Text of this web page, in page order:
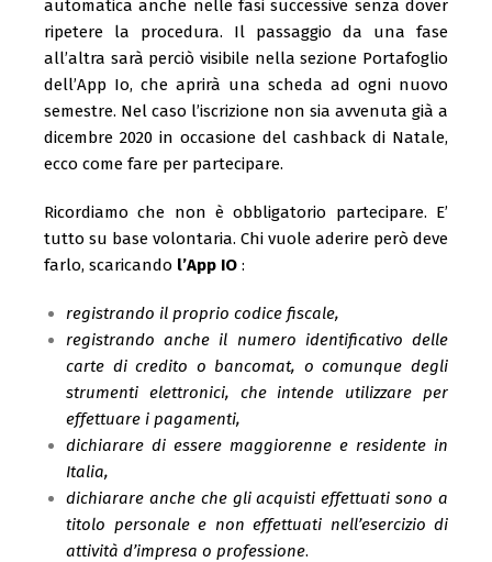
automatica anche nelle fasi successive senza dover
ripetere la procedura. Il passaggio da una fase
all’altra sarà perciò visibile nella sezione Portafoglio
dell’App Io, che aprirà una scheda ad ogni nuovo
semestre. Nel caso l’iscrizione non sia avvenuta già a
dicembre 2020 in occasione del cashback di Natale,
ecco come fare per partecipare.
Ricordiamo che non è obbligatorio partecipare. E’
tutto su base volontaria. Chi vuole aderire però deve
farlo, scaricando l’App IO :
registrando il proprio codice fiscale,
registrando anche il numero identificativo delle
carte di credito o bancomat, o comunque degli
strumenti elettronici, che intende utilizzare per
effettuare i pagamenti,
dichiarare di essere maggiorenne e residente in
Italia,
dichiarare anche che gli acquisti effettuati sono a
titolo personale e non effettuati nell’esercizio di
attività d’impresa o professione.